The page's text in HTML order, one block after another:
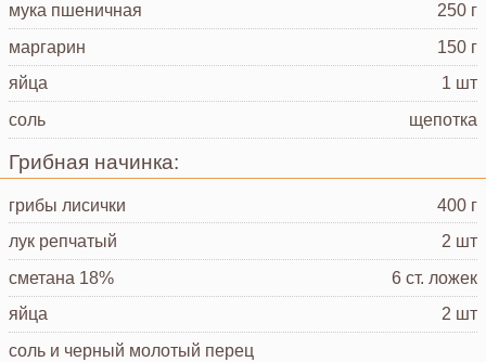
мука пшеничная
250 г
маргарин
150 г
яйца
1 шт
соль
щепотка
Грибная начинка:
грибы лисички
400 г
лук репчатый
2 шт
сметана 18%
6 ст. ложек
яйца
2 шт
соль и черный молотый перец